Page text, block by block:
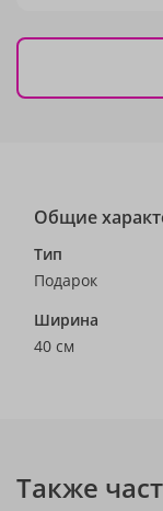
Общие
Тип
Подарок
Ширина
40 см
Также